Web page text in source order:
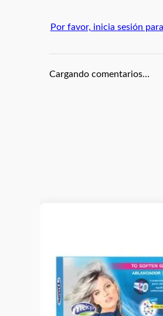
Por favor, inicia sesión
Cargando comentarios…